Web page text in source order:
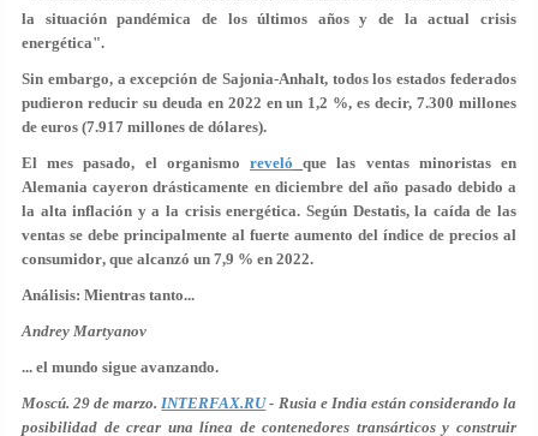
la situación pandémica de los últimos años y de la actual crisis
energética".
Sin embargo, a excepción de Sajonia-Anhalt, todos los estados federados
pudieron reducir su deuda en 2022 en un 1,2 %, es decir, 7.300 millones
de euros (7.917 millones de dólares).
El mes pasado, el organismo reveló
que las ventas minoristas en
Alemania cayeron drásticamente en diciembre del año pasado debido a
la alta inflación y a la crisis energética. Según Destatis, la caída de las
ventas se debe principalmente al fuerte aumento del índice de precios al
consumidor, que alcanzó un 7,9 % en 2022.
Análisis: Mientras tanto...
Andrey Martyanov
... el mundo sigue avanzando.
Moscú. 29 de marzo.INTERFAX.RU- Rusia e India están considerando la
posibilidad de crear una línea de contenedores transárticos y construir